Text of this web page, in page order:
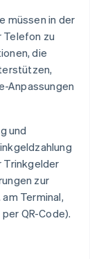
müssen in der
Telefon zu
die
Anpassungen
und
Trinkgelder
zur
Terminal,
QR-Code).